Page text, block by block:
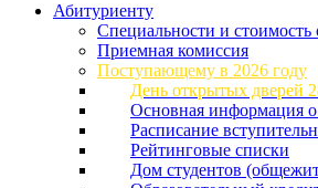
Абитуриенту
Специальности и стоимость
Приемная комиссия
Поступающему в 2026 году
День открытых дверей
Основная информация
Расписание
Рейтинговые списки
Дом студентов